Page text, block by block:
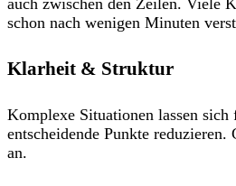
schon nach wenigen Minuten
Klarheit & Struktur
Komplexe Situationen lassen
entscheidende Punkte reduzieren.
an.